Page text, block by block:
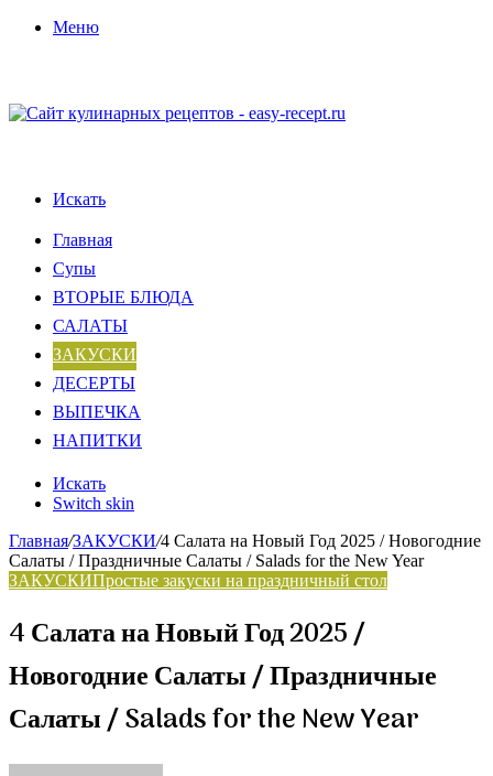
Меню
Искать
Главная
Супы
ВТОРЫЕ БЛЮДА
САЛАТЫ
ЗАКУСКИ
ДЕСЕРТЫ
ВЫПЕЧКА
НАПИТКИ
Искать
Switch skin
Главная/ЗАКУСКИ/4 Салата на Новый Год 2025 / Новогодние
Салаты / Праздничные Салаты / Salads for the New Year
ЗАКУСКИПростые закуски на праздничный стол
4 Салата на Новый Год 2025 /
Новогодние Салаты / Праздничные
Салаты / Salads for the New Year